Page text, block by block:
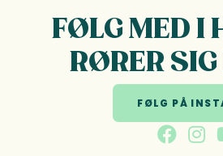
FØLG MED I
RØRER
FØLG PÅ